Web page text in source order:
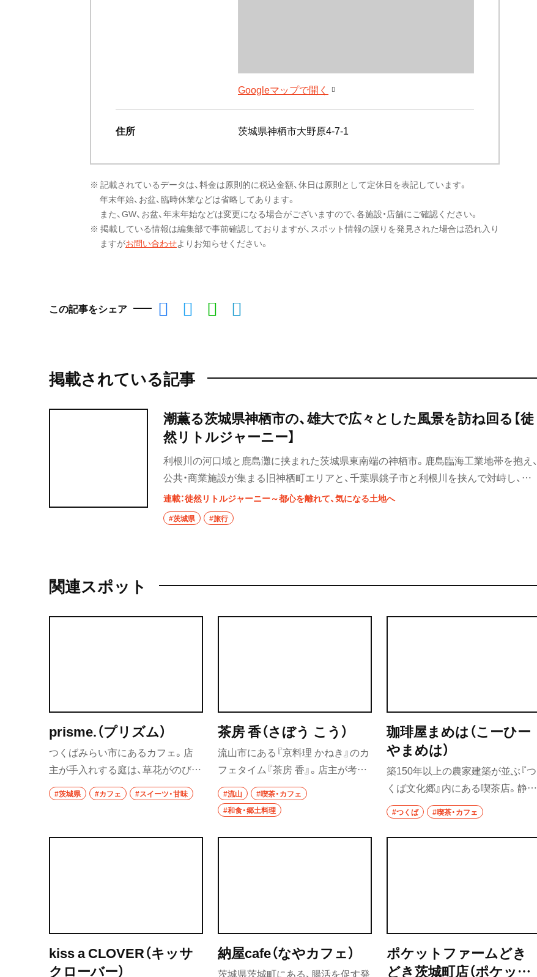
Googleマップで開く
住所 茨城県神栖市大野原4-7-1
※ 記載されているデータは、料金は原則的に税込金額、休日は原則として定休日を表記しています。
年末年始、お盆、臨時休業などは省略してあります。
また、GW、お盆、年末年始などは変更になる場合がございますので、各施設・店舗にご確認ください。
※ 掲載している情報は編集部で事前確認しておりますが、スポット情報の誤りを発見された場合は恐れ入り
ますがお問い合わせよりお知らせください。
この記事をシェア
掲載されている記事
潮薫る茨城県神栖市の、雄大で広々とした風景を訪ね回る【徒
然リトルジャーニー】
利根川の河口域と鹿島灘に挟まれた茨城県東南端の神栖市。鹿島臨海工業地帯を抱え、
公共・商業施設が集まる旧神栖町エリアと、千葉県銚子市と利根川を挟んで対峙し、農
地が広がる旧波崎町エリア。異なる横顔をもつ市内を訪ね回るとしよう。
連載：徒然リトルジャーニー～都心を離れて、気になる土地へ
#茨城県 #旅行
関連スポット
prisme.（プリズム）
つくばみらい市にあるカフェ。店
主が手入れする庭は、草花がのびの
びと枝葉を広げ、木漏れ日が心地良
い。季節によって装いが変わるシ
ップクリームとキメの細かいシフ
#茨城県 #カフェ #スイーツ・甘味
茶房 香（さぼう こう）
流山市にある『京料理 かねき』のカ
フェタイム『茶房 香』。店主が考案
した甘味のレシピには、どれも京料
理の技術が生かされている。茶碗
蒸しの要領で蒸すながれやまプリ
ンは、柔らかいが絶妙に食感が感じ
#流山
#喫茶・カフェ
#和食・郷土料理
珈琲屋まめは（こーひー
やまめは）
築150年以上の農家建築が並ぶ『つ
くば文化郷』内にある喫茶店。静か
で穏やかな空気に身を委ねながら、
丁寧にハンドドリップで淹れられ
たスペシャルティコーヒーを味わ
#つくば #喫茶・カフェ
kiss a CLOVER（キッサ
クローバー）
納屋cafe（なやカフェ）
茨城県茨城町にある、腸活を促す発
ポケットファームどき
どき茨城町店（ポケット